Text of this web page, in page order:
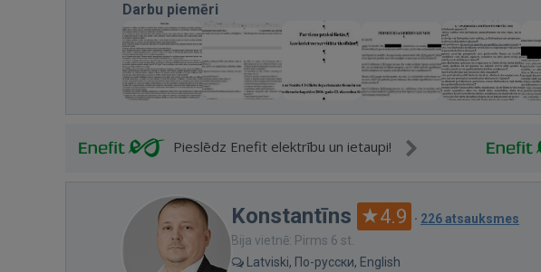
Darbu piemēri
Pieslēdz Enefit elektrību un ietaupi!
Konstantīns 4.9 · 226 atsauksmes
Bija vietnē: Pirms 6 st.
Latviski, По-русски, English